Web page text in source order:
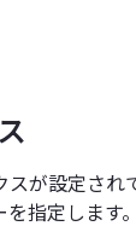
が設定され
指定します